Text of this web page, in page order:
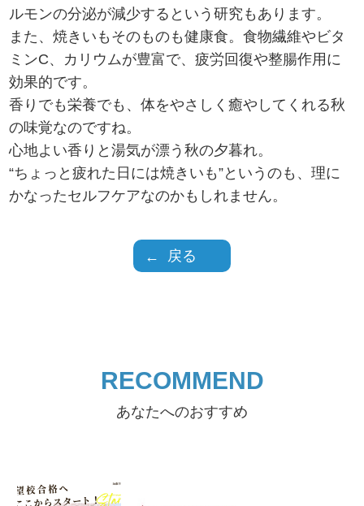
ルモンの分泌が減少するという研究もあります。
また、焼きいもそのものも健康食。食物繊維やビタ
ミンC、カリウムが豊富で、疲労回復や整腸作用に
効果的です。
香りでも栄養でも、体をやさしく癒やしてくれる秋
の味覚なのですね。
心地よい香りと湯気が漂う秋の夕暮れ。
“ちょっと疲れた日には焼きいも”というのも、理に
かなったセルフケアなのかもしれません。
戻る
RECOMMEND
あなたへのおすすめ